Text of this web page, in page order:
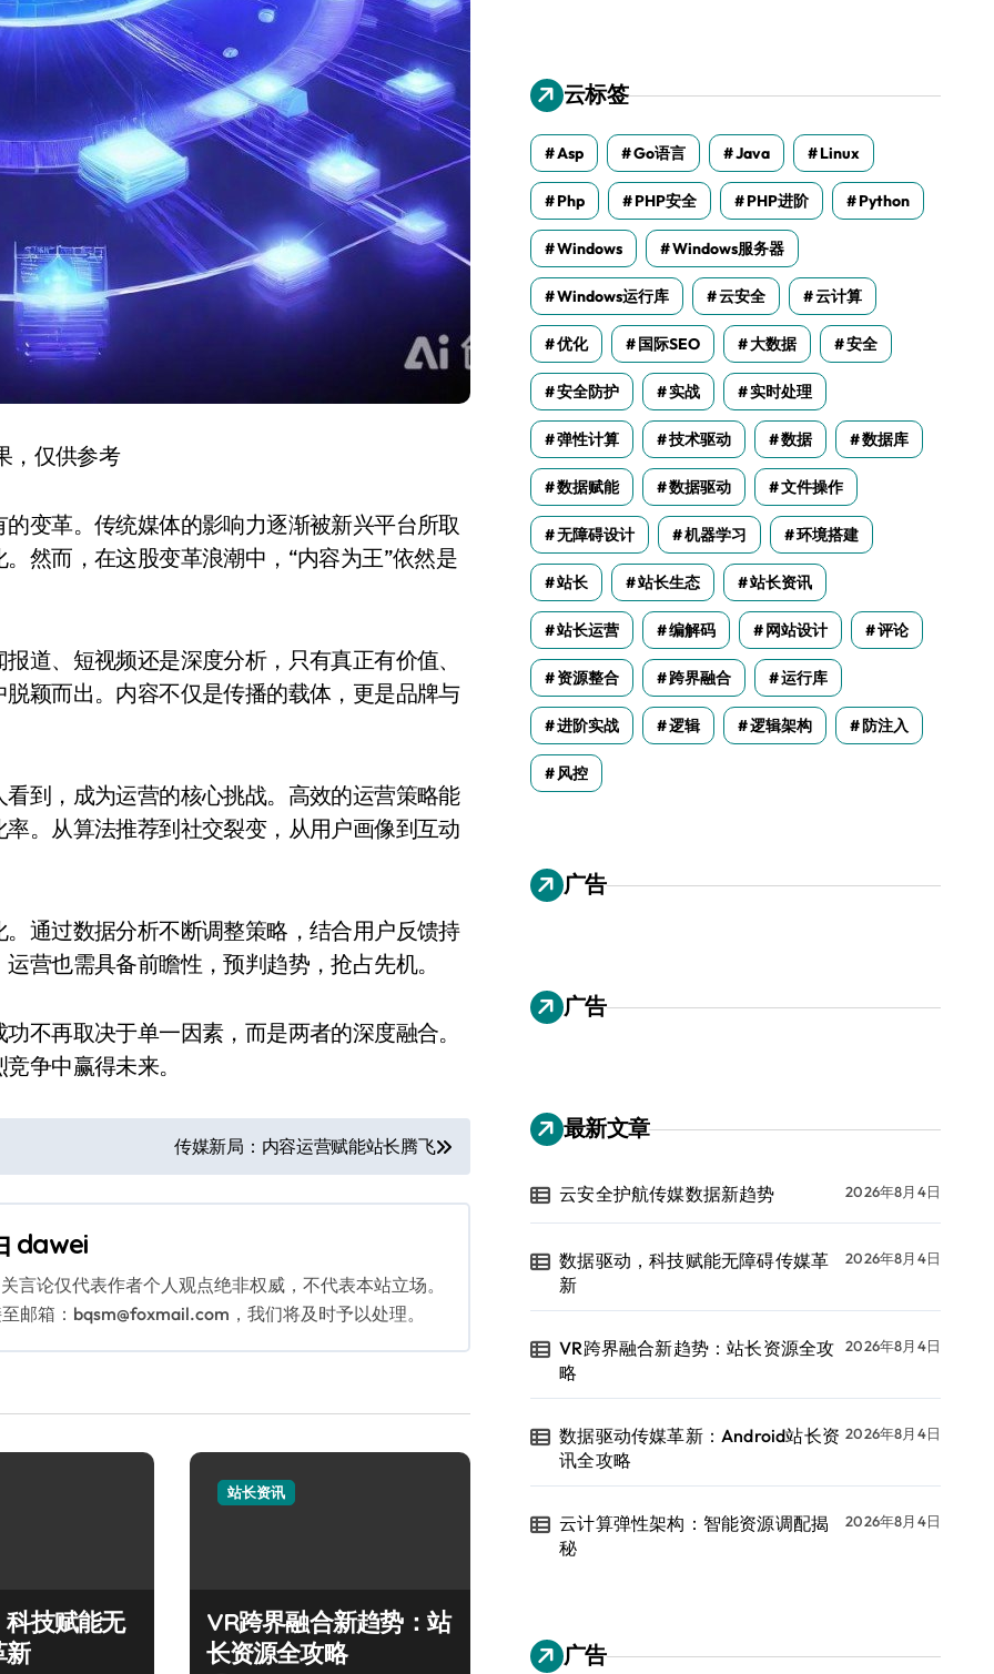
，仅供参考
变革。传统媒体的影响力逐渐被新兴平台所取
然而，在这股变革浪潮中，“内容为王”依然是
道、短视频还是深度分析，只有真正有价值、
颖而出。内容不仅是传播的载体，更是品牌与
到，成为运营的核心挑战。高效的运营策略能
。从算法推荐到社交裂变，从用户画像到互动
通过数据分析不断调整策略，结合用户反馈持
营也需具备前瞻性，预判趋势，抢占先机。
不再取决于单一因素，而是两者的深度融合。
争中赢得未来。
传媒新局：内容运营赋能站长腾飞
dawei
言论仅代表作者个人观点绝非权威，不代表本站立场。
邮箱：bqsm@foxmail.com，我们将及时予以处理。
技赋能无
新
站长资讯
VR跨界融合新趋势：站
长资源全攻略
云标签
Asp Go语言 Java Linux
Php PHP安全 PHP进阶 Python
Windows Windows服务器
Windows运行库 云安全 云计算
优化 国际SEO 大数据 安全
安全防护 实战 实时处理
弹性计算 技术驱动 数据 数据库
数据赋能 数据驱动 文件操作
无障碍设计 机器学习 环境搭建
站长 站长生态 站长资讯
站长运营 编解码 网站设计 评论
资源整合 跨界融合 运行库
进阶实战 逻辑 逻辑架构 防注入
风控
广告
广告
最新文章
云安全护航传媒数据新趋势 2026年8月4日
数据驱动，科技赋能无障碍传媒革
新
2026年8月4日
VR跨界融合新趋势：站长资源全攻
略
2026年8月4日
数据驱动传媒革新：Android站长资
讯全攻略
2026年8月4日
云计算弹性架构：智能资源调配揭
秘
2026年8月4日
广告